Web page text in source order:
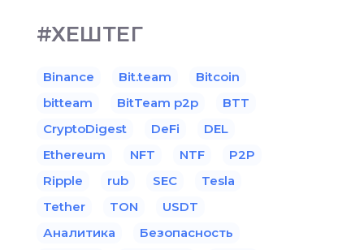
#ХЕШТЕГ
Binance Bit.team
Bitcoin
bitteam
BitTeam p2p
BTT
CryptoDigest
DeFi
DEL
Ethereum
NFT NTF
P2P
Ripple
rub SEC
Tesla
Tether
TON
USDT
Аналитика
Безопасность